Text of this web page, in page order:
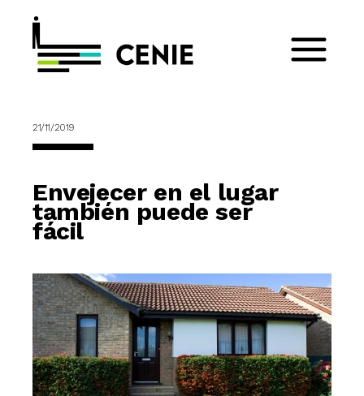
21/11/2019
Envejecer en el lugar
también puede ser
fácil